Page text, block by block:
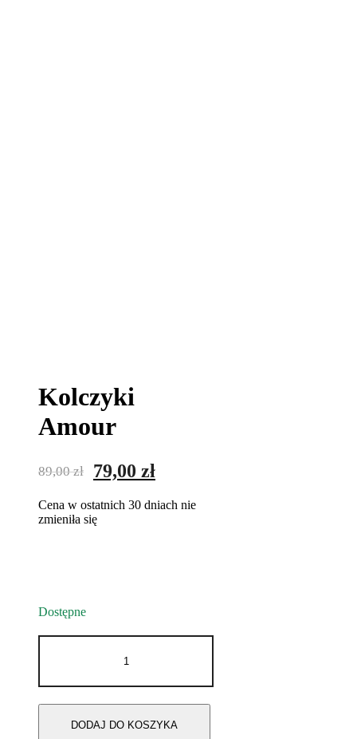
Kolczyki
Amour
89,00zł
Pierwotna
wynosiła:
79,00 złAktualna
wynosi:
Cena w ostatnich 30 dniach nie
zmieniła się
Dostępne
Kolczyki
DODAJ DO KOSZYKA